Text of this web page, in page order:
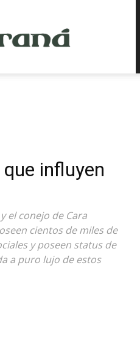
influyen
el conejo de Cara
cientos de miles de
y poseen status de
a puro lujo de estos